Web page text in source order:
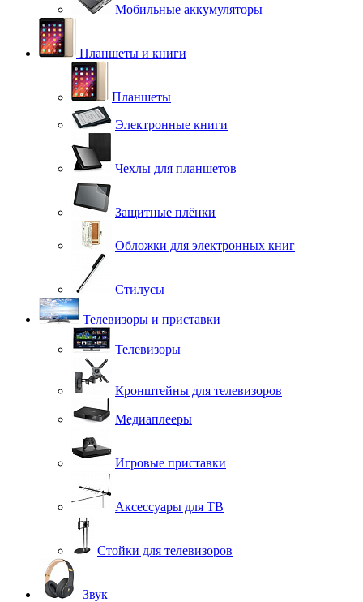
Мобильные аккумуляторы
Планшеты и книги
Планшеты
Электронные книги
Чехлы для планшетов
Защитные плёнки
Обложки для электронных книг
Стилусы
Телевизоры и приставки
Телевизоры
Кронштейны для телевизоров
Медиаплееры
Игровые приставки
Аксессуары для ТВ
Стойки для телевизоров
Звук